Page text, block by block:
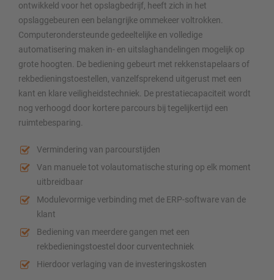
ontwikkeld voor het opslagbedrijf, heeft zich in het
opslaggebeuren een belangrijke ommekeer voltrokken.
Computerondersteunde gedeeltelijke en volledige
automatisering maken in- en uitslaghandelingen mogelijk op
grote hoogten. De bediening gebeurt met rekkenstapelaars of
rekbedieningstoestellen, vanzelfsprekend uitgerust met een
kant en klare veiligheidstechniek. De prestatiecapaciteit wordt
nog verhoogd door kortere parcours bij tegelijkertijd een
ruimtebesparing.
Vermindering van parcourstijden
Van manuele tot volautomatische sturing op elk moment
uitbreidbaar
Modulevormige verbinding met de ERP-software van de
klant
Bediening van meerdere gangen met een
rekbedieningstoestel door curventechniek
Hierdoor verlaging van de investeringskosten